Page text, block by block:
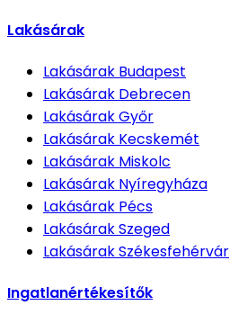
Lakásárak
Lakásárak Budapest
Lakásárak Debrecen
LakásárakGyőr
Lakásárak Kecskemét
Lakásárak Miskolc
Lakásárak Nyíregyháza
Lakásárak Pécs
LakásárakSzeged
LakásárakSzékesfehérvár
Ingatlanértékesítők